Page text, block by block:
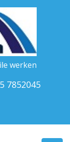
werken
7852045